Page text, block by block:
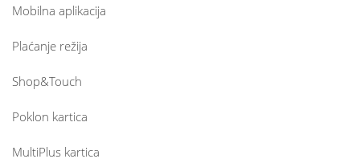
Mobilna aplikacija
Plaćanje režija
Shop&Touch
Poklon kartica
MultiPlus kartica